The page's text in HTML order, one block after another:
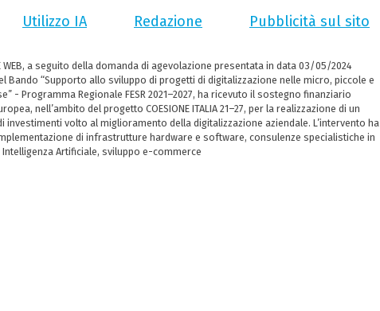
Utilizzo IA Redazione Pubblicità sul sito
WEB, a seguito della domanda di agevolazione presentata in data 03/05/2024
Bando “Supporto allo sviluppo di progetti di digitalizzazione nelle micro, piccole e
- Programma Regionale FESR 2021–2027, ha ricevuto il sostegno finanziario
nell’ambito del progetto COESIONE ITALIA 21–27, per la realizzazione di un
investimenti volto al miglioramento della digitalizzazione aziendale. L’intervento ha
di infrastrutture hardware e software, consulenze specialistiche in
Intelligenza Artificiale, sviluppo e-commerce